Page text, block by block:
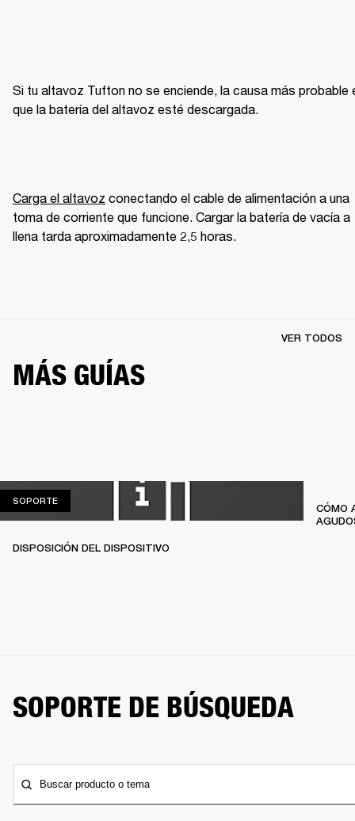
Si tu altavoz Tufton no se enciende, la causa más probable
que la batería del altavoz esté descargada.
Carga el altavoz conectando el cable de alimentación a una
toma de corriente que funcione. Cargar la batería de vacía a
llena tarda aproximadamente 2,5 horas.
MÁS GUÍAS
VER TODOS
SOPORTESOPORTE
DISPOSICIÓN DEL DISPOSITIVO
CÓMO
SOPORTE DE BÚSQUEDA
Buscar producto o tema